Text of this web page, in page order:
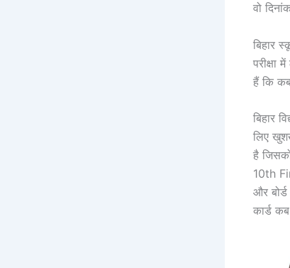
वो
बिहार
परीक्षा
हैं कि कब
बिहार
लिए
है
10th
और
कार्ड कब